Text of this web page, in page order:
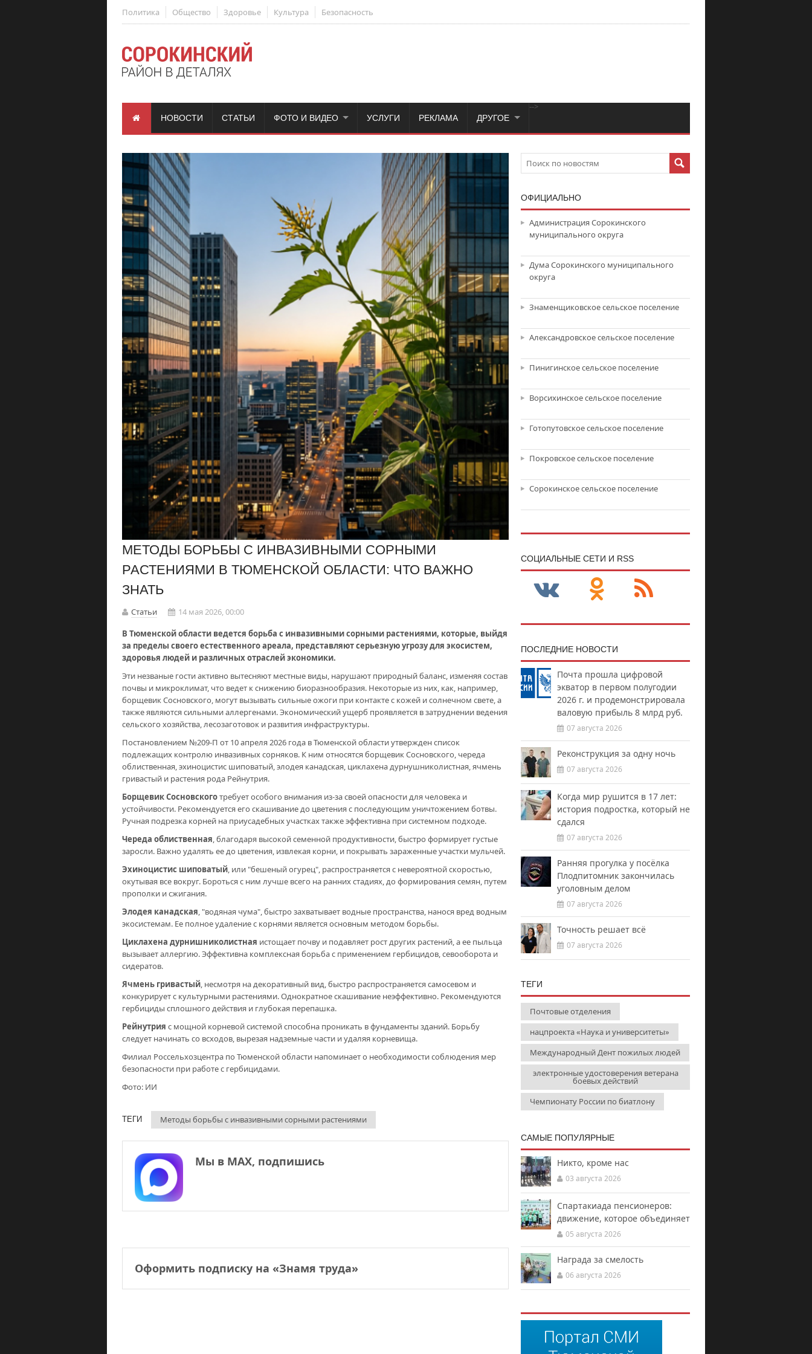
Политика Общество Здоровье Культура Безопасность
НОВОСТИ СТАТЬИ
-->
ФОТО И ВИДЕО УСЛУГИ РЕКЛАМА ДРУГОЕ
МЕТОДЫ БОРЬБЫ С ИНВАЗИВНЫМИ СОРНЫМИ
РАСТЕНИЯМИ В ТЮМЕНСКОЙ ОБЛАСТИ: ЧТО ВАЖНО
ЗНАТЬ
Статьи
14 мая 2026, 00:00
В Тюменской области ведется борьба с инвазивными сорными растениями, которые, выйдя
за пределы своего естественного ареала, представляют серьезную угрозу для экосистем,
здоровья людей и различных отраслей экономики.
Эти незваные гости активно вытесняют местные виды, нарушают природный баланс, изменяя состав
почвы и микроклимат, что ведет к снижению биоразнообразия. Некоторые из них, как, например,
борщевик Сосновского, могут вызывать сильные ожоги при контакте с кожей и солнечном свете, а
также являются сильными аллергенами. Экономический ущерб проявляется в затруднении ведения
сельского хозяйства, лесозаготовок и развития инфраструктуры.
Постановлением №209-П от 10 апреля 2026 года в Тюменской области утвержден список
подлежащих контролю инвазивных сорняков. К ним относятся борщевик Сосновского, череда
облиственная, эхиноцистис шиповатый, элодея канадская, циклахена дурнушниколистная, ячмень
гривастый и растения рода Рейнутрия.
Борщевик Сосновскоготребует особого внимания из-за своей опасности для человека и
устойчивости. Рекомендуется его скашивание до цветения с последующим уничтожением ботвы.
Ручная подрезка корней на приусадебных участках также эффективна при системном подходе.
Череда облиственная, благодаря высокой семенной продуктивности, быстро формирует густые
заросли. Важно удалять ее до цветения, извлекая корни, и покрывать зараженные участки мульчей.
Эхиноцистис шиповатый, или "бешеный огурец", распространяется с невероятной скоростью,
окутывая все вокруг. Бороться с ним лучше всего на ранних стадиях, до формирования семян, путем
прополки и сжигания.
Элодея канадская, "водяная чума", быстро захватывает водные пространства, нанося вред водным
экосистемам. Ее полное удаление с корнями является основным методом борьбы.
Циклахена дурнишниколистная истощает почву и подавляет рост других растений, а ее пыльца
вызывает аллергию. Эффективна комплексная борьба с применением гербицидов, севооборота и
сидератов.
Ячмень гривастый, несмотря на декоративный вид, быстро распространяется самосевом и
конкурирует с культурными растениями. Однократное скашивание неэффективно. Рекомендуются
гербициды сплошного действия и глубокая перепашка.
Рейнутрия с мощной корневой системой способна проникать в фундаменты зданий. Борьбу
следует начинать со всходов, вырезая надземные части и удаляя корневища.
Филиал Россельхозцентра по Тюменской области напоминает о необходимости соблюдения мер
безопасности при работе с гербицидами.
Фото: ИИ
ТЕГИ Методы борьбы с инвазивными сорными растениями
Мы в МАХ, подпишись
Оформить подписку на «Знамя труда»
ОФИЦИАЛЬНО
Администрация Сорокинского
муниципального округа
Дума Сорокинского муниципального
округа
Знаменщиковское сельское поселение
Александровское сельское поселение
Пинигинское сельское поселение
Ворсихинское сельское поселение
Готопутовское сельское поселение
Покровское сельское поселение
Сорокинское сельское поселение
CОЦИАЛЬНЫЕ СЕТИ И RSS
ПОСЛЕДНИЕ НОВОСТИ
Почта прошла цифровой
экватор в первом полугодии
2026 г. и продемонстрировала
валовую прибыль 8 млрд руб.
07 августа 2026
Реконструкция за одну ночь
07 августа 2026
Когда мир рушится в 17 лет:
история подростка, который не
сдался
07 августа 2026
Ранняя прогулка у посёлка
Плодпитомник закончилась
уголовным делом
07 августа 2026
Точность решает всё
07 августа 2026
ТЕГИ
Почтовые отделения
нацпроекта «Наука и университеты»
Международный Дент пожилых людей
электронные удостоверения ветерана
боевых действий
Чемпионату России по биатлону
САМЫЕ ПОПУЛЯРНЫЕ
Никто, кроме нас
03 августа 2026
Спартакиада пенсионеров:
движение, которое объединяет
05 августа 2026
Награда за смелость
06 августа 2026